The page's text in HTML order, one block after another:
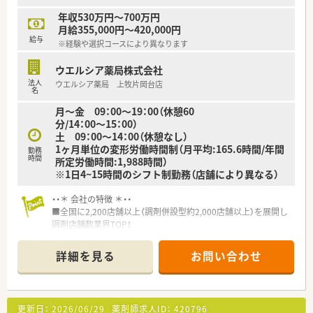
は約7時間と非常に少なく無理なく働き続けられます。
■有給休暇の取得率が100パーセントを達成しており、年度末に
消えてしまう有休を公休日に充てて消化可能です。
■月単位の変形労働時間制を採用しており、所定の労働時間を満
給与
年収530万円～700万円
月給355,000円～420,000円
※経験や選択コースにより異なります
法人
名
ウエルシア薬局株式会社
ウエルシア薬局 上牧片岡台店
勤務
時間
月～金 09：00～19：00（休憩60
分/14：00～15：00）
土 09：00～14：00（休憩なし）
1ヶ月単位の変形労働時間制（月平均:165.6時間/年間
所定労働時間:1,988時間）
※1日4~15時間のシフト制勤務（店舗により異なる）
・・＊ 会社の特徴 ＊・・
■全国に2,200店舗以上（調剤併設型約2,000店舗以上）を展開し
調剤店舗数業界TOP！
頑張り次第で高給与も可能！
■経験や勤務コースによりますが、経験の少ない方でも500万前
半スタートと業界TOP水準！
■職種や職域に合わせ、豊富な社内研修や外部組織と連携した研
修を用意されています
詳細を見る お問い合わせ
更新日： 2026/06/29 薬剤師求人ID： 420796